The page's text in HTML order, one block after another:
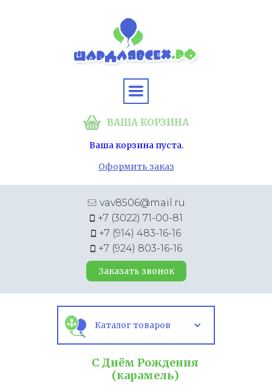
ВАША КОРЗИНА
Ваша корзина пуста.
Оформить заказ
vav8506@mail.ru
+7 (3022) 71-00-81
+7 (914) 483-16-16
+7 (924) 803-16-16
Заказать звонок
Каталог товаров
С Днём Рождения
(карамель)